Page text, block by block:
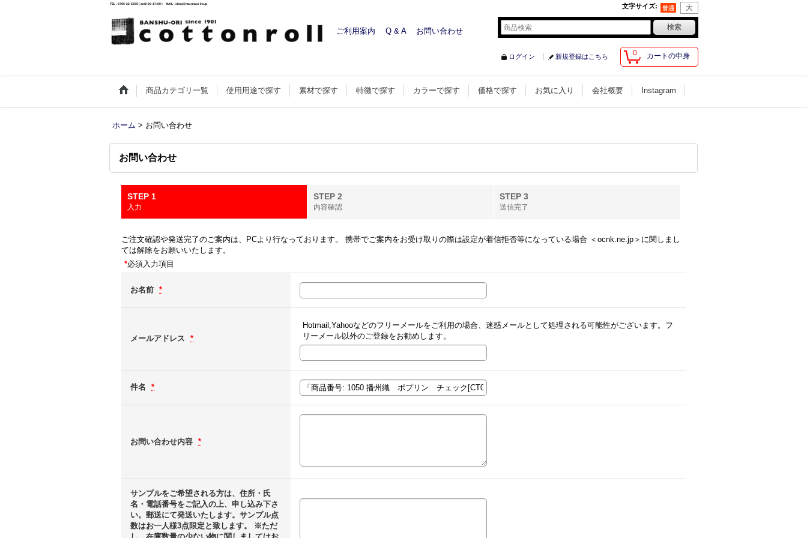
TEL : 0795-22-5555 ( am9:00-17:00 ) MAIL : shop@maruman-inc.jp 文字サイズ:
ご利用案内 Q & A お問い合わせ
0 カートの中身
ログイン 新規登録はこちら
商品カテゴリ一覧 使用用途で探す 素材で探す 特徴で探す カラーで探す 価格で探す お気に入り 会社概要 Instagram
ホーム > お問い合わせ
お問い合わせ
STEP 1
入力
STEP 2
内容確認
STEP 3
送信完了
ご注文確認や発送完了のご案内は、PCより行なっております。 携帯でご案内をお受け取りの際は設定が着信拒否等になっている場合 ＜ocnk.ne.jp＞に関しまし
ては解除をお願いいたします。
*必須入力項目
お名前 *
メールアドレス *
Hotmail,Yahooなどのフリーメールをご利用の場合、迷惑メールとして処理される可能性がございます。フ
リーメール以外のご登録をお勧めします。
件名 *
お問い合わせ内容 *
サンプルをご希望される方は、住所・氏
名・電話番号をご記入の上、申し込み下さ
い。郵送にて発送いたします。サンプル点
数はお一人様3点限定と致します。 ※ただ